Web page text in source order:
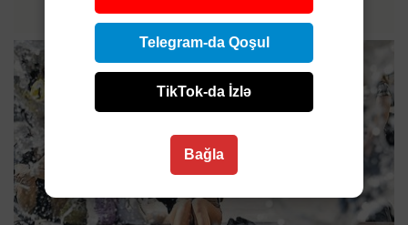
Telegram-da Qoşul
TikTok-da İzlə
Bağla